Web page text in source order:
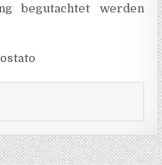
begutachtet werden